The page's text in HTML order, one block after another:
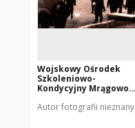
Wojskowy Ośrodek
Szkoleniowo-
Kondycyjny Mrągowo.
Autor fotografii nieznany